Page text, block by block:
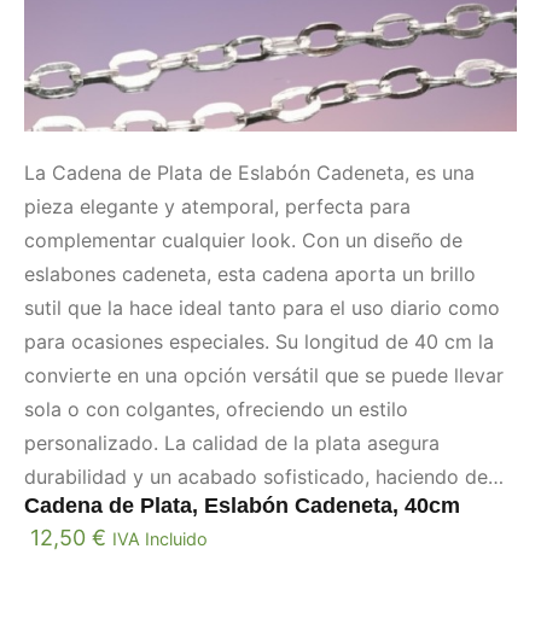
La Cadena de Plata de Eslabón Cadeneta, es una
pieza elegante y atemporal, perfecta para
complementar cualquier look. Con un diseño de
eslabones cadeneta, esta cadena aporta un brillo
sutil que la hace ideal tanto para el uso diario como
para ocasiones especiales. Su longitud de 40 cm la
convierte en una opción versátil que se puede llevar
sola o con colgantes, ofreciendo un estilo
personalizado. La calidad de la plata asegura
durabilidad y un acabado sofisticado, haciendo de
esta cadena una adición imprescindible a cualquier
colección de joyas.
Cadena de Plata, Eslabón Cadeneta, 40cm
12,50 € IVA Incluido